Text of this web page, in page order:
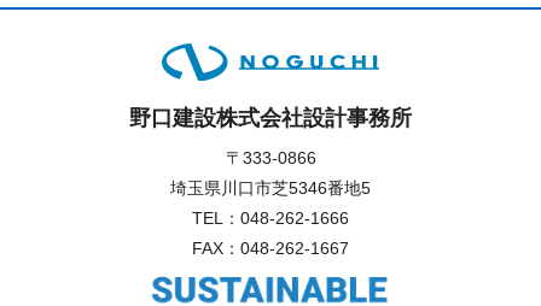
野口建設株式会社設計事務所
〒333-0866
埼玉県川口市芝5346番地5
TEL： 048-262-1666
FAX：048-262-1667